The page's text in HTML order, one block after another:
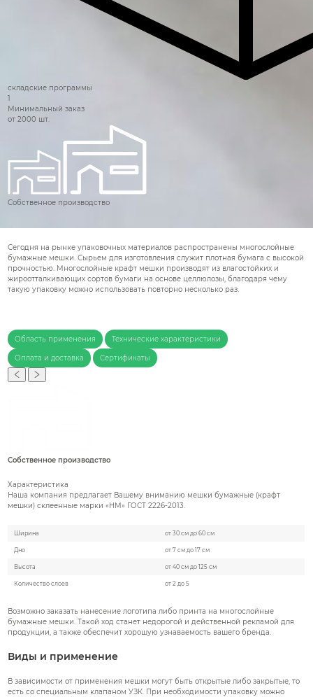
складские программы
1
Минимальный заказ
от 2000 шт.
Собственное производство
Сегодня на рынке упаковочных материалов распространены многослойные
бумажные мешки. Сырьем для изготовления служит плотная бумага с высокой
прочностью. Многослойные крафт мешки производят из влагостойких и
жироотталкивающих сортов бумаги на основе целлюлозы, благодаря чему
такую упаковку можно использовать повторно несколько раз.
Область применения Технические характеристики
Оплата и доставка Сертификаты
Собственное производство
Характеристика
Наша компания предлагает Вашему вниманию мешки бумажные (крафт
мешки) склеенные марки «НМ» ГОСТ 2226-2013.
Ширина от 30 см до 60 см
Дно от 7 см до 17 см
Высота от 40 см до 125 см
Количество слоев от 2 до 5
Возможно заказать нанесение логотипа либо принта на многослойные
бумажные мешки. Такой ход станет недорогой и действенной рекламой для
продукции, а также обеспечит хорошую узнаваемость вашего бренда.
Виды и применение
В зависимости от применения мешки могут быть открытые либо закрытые, то
есть со специальным клапаном УЗК. При необходимости упаковку можно